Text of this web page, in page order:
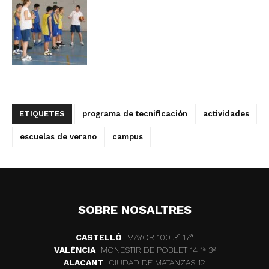
ETIQUETES programa de tecnificación actividades
escuelas de verano campus
SOBRE NOSALTRES
CASTELLÓ
MAYOR 100 3º 17ª
VALÈNCIA
MONESTIR DE POBLET 14 1ª 3º
ALACANT
CIUDAD DE MATANZAS 12